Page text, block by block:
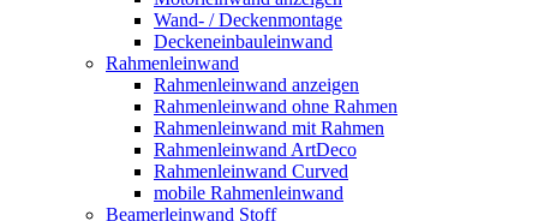
Wand- / Deckenmontage
Deckeneinbauleinwand
Rahmenleinwand
Rahmenleinwand anzeigen
Rahmenleinwand ohne Rahmen
Rahmenleinwand mit Rahmen
Rahmenleinwand ArtDeco
Rahmenleinwand Curved
mobile Rahmenleinwand
Beamerleinwand Stoff